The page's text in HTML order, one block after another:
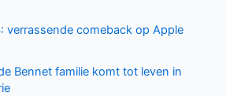
verrassende comeback op Apple
Bennet familie komt tot leven in